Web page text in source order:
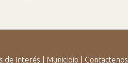
de Interés Municipio Contactenos